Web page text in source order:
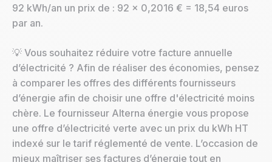
92 kWh/an un prix de : 92 x 0,2016 € = 18,54 euros
par an.
💡 Vous souhaitez réduire votre facture annuelle
d’électricité ? Afin de réaliser des économies, pensez
à comparer les offres des différents fournisseurs
d’énergie afin de choisir une offre d'électricité moins
chère. Le fournisseur Alterna énergie vous propose
une offre d’électricité verte avec un prix du kWh HT
indexé sur le tarif réglementé de vente. L’occasion de
mieux maîtriser ses factures d’énergie tout en